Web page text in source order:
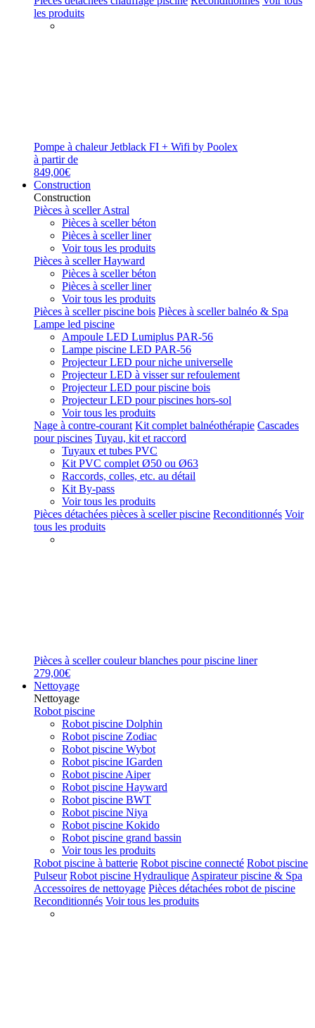
les produits
Pompe à chaleur Jetblack FI + Wifi by Poolex
à partir de
849,00€
Construction
Construction
Pièces à sceller Astral
Pièces à sceller béton
Pièces à sceller liner
Voir tous les produits
Pièces à sceller Hayward
Pièces à sceller béton
Pièces à sceller liner
Voir tous les produits
Pièces à sceller piscine bois Pièces à sceller balnéo & Spa
Lampe led piscine
Ampoule LED Lumiplus PAR-56
Lampe piscine LED PAR-56
Projecteur LED pour niche universelle
Projecteur LED à visser sur refoulement
Projecteur LED pour piscine bois
Projecteur LED pour piscines hors-sol
Voir tous les produits
Nage à contre-courant Kit complet balnéothérapie Cascades
pour piscines Tuyau, kit et raccord
Tuyaux et tubes PVC
Kit PVC complet Ø50 ou Ø63
Raccords, colles, etc. au détail
Kit By-pass
Voir tous les produits
Pièces détachées pièces à sceller piscine Reconditionnés Voir
tous les produits
Pièces à sceller couleur blanches pour piscine liner
279,00€
Nettoyage
Nettoyage
Robot piscine
Robot piscine Dolphin
Robot piscine Zodiac
Robot piscine Wybot
Robot piscine IGarden
Robot piscine Aiper
Robot piscine Hayward
Robot piscine BWT
Robot piscine Niya
Robot piscine Kokido
Robot piscine grand bassin
Voir tous les produits
Robot piscine à batterie Robot piscine connecté Robot piscine
Pulseur Robot piscine Hydraulique Aspirateur piscine & Spa
Accessoires de nettoyage Pièces détachées robot de piscine
Reconditionnés Voir tous les produits